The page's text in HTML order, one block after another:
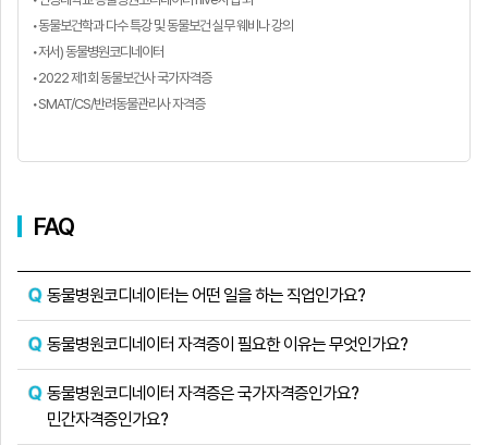
•동물보건학과 다수 특강 및 동물보건 실무 웨비나 강의
•저서) 동물병원코디네이터
•2022 제1회 동물보건사 국가자격증
•SMAT/CS/반려동물관리사 자격증
FAQ
동물병원코디네이터는 어떤 일을 하는 직업인가요?
동물병원코디네이터 자격증이 필요한 이유는 무엇인가요?
동물병원코디네이터 자격증은 국가자격증인가요?
민간자격증인가요?